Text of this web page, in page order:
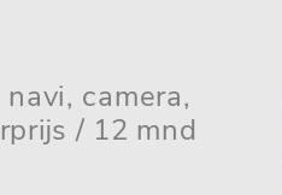
camera,
/ 12 mnd